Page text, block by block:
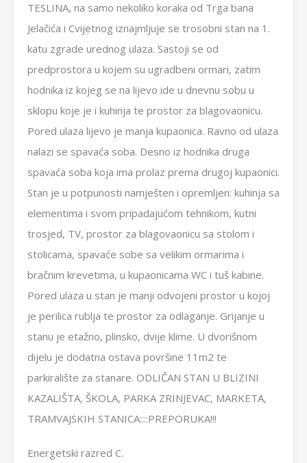
TESLINA, na samo nekoliko koraka od Trga bana
Jelačića i Cvijetnog iznajmljuje se trosobni stan na 1.
katu zgrade urednog ulaza. Sastoji se od
predprostora u kojem su ugradbeni ormari, zatim
hodnika iz kojeg se na lijevo ide u dnevnu sobu u
sklopu koje je i kuhinja te prostor za blagovaonicu.
Pored ulaza lijevo je manja kupaonica. Ravno od ulaza
nalazi se spavaća soba. Desno iz hodnika druga
spavaća soba koja ima prolaz prema drugoj kupaonici.
Stan je u potpunosti namješten i opremljen: kuhinja sa
elementima i svom pripadajućom tehnikom, kutni
trosjed, TV, prostor za blagovaonicu sa stolom i
stolicama, spavaće sobe sa velikim ormarima i
bračnim krevetima, u kupaonicama WC i tuš kabine.
Pored ulaza u stan je manji odvojeni prostor u kojoj
je perilica rublja te prostor za odlaganje. Grijanje u
stanu je etažno, plinsko, dvije klime. U dvorišnom
dijelu je dodatna ostava površine 11m2 te
parkiralište za stanare. ODLIČAN STAN U BLIZINI
KAZALIŠTA, ŠKOLA, PARKA ZRINJEVAC, MARKETA,
TRAMVAJSKIH STANICA::::PREPORUKA!!!
Energetski razred C.